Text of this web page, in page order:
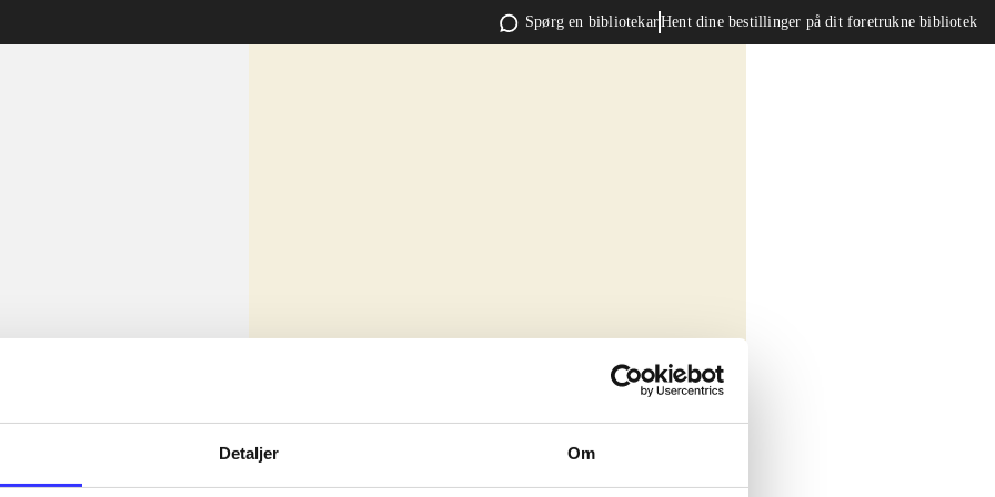
Detaljer Om
Spørg en bibliotekarHent dine bestillinger på dit foretrukne bibliotek
sit amet ...
sit amet ...